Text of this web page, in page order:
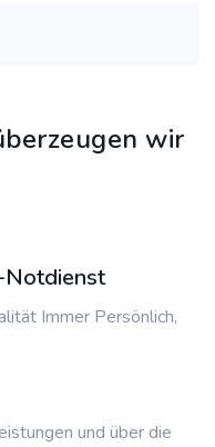
wir
Notdienst
Immer Persönlich,
und über die